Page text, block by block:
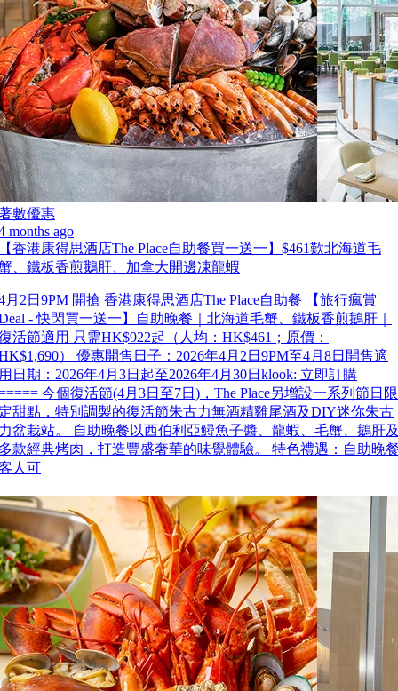
數優惠
months ago
香港康得思酒店The Place自助餐買一送一】$461歎北海道毛
、鐵板香煎鵝肝、加拿大開邊凍龍蝦
月2日9PM 開搶 香港康得思酒店The Place自助餐 【旅行瘋賞
- 快閃買一送一】自助晚餐｜北海道毛蟹、鐵板香煎鵝肝｜
活節適用 只需HK$922起（人均：HK$461；原價：
） 優惠開售日子：2026年4月2日9PM至4月8日開售適
日期：2026年4月3日起至2026年4月30日klook: 立即訂購
今個復活節(4月3日至7日)，The Place另增設一系列節日限
甜點，特別調製的復活節朱古力無酒精雞尾酒及DIY迷你朱古
盆栽站。 自助晚餐以西伯利亞鱘魚子醬、龍蝦、毛蟹、鵝肝
款經典烤肉，打造豐盛奢華的味覺體驗。 特色禮遇：自助晚
人可